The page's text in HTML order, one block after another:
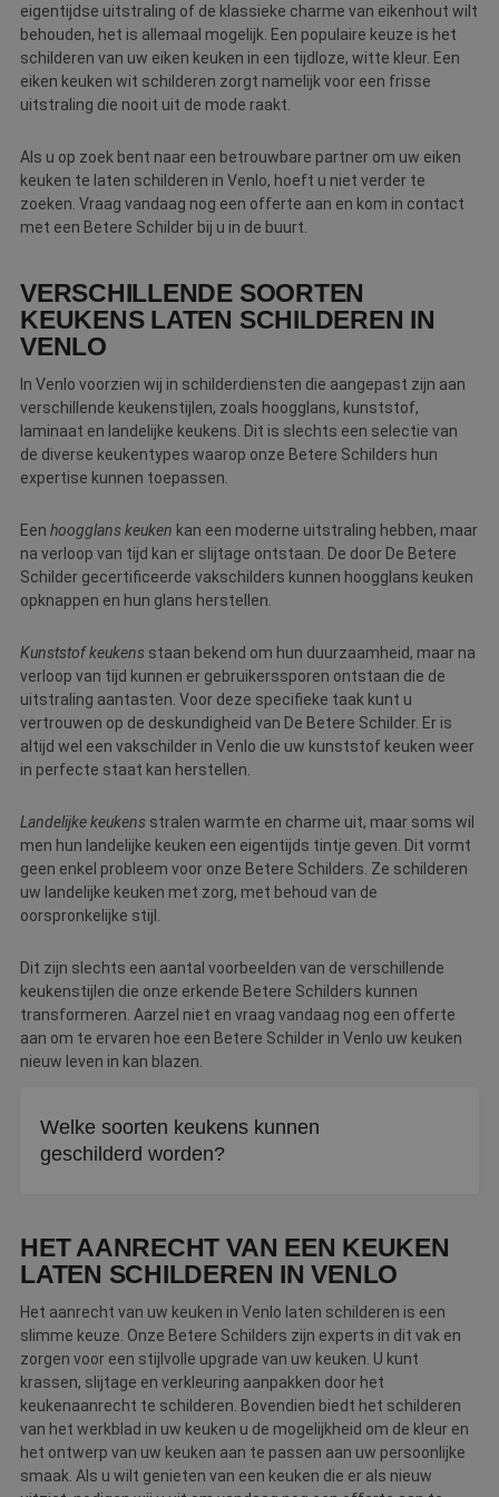
eigentijdse uitstraling of de klassieke charme van eikenhout wilt
behouden, het is allemaal mogelijk. Een populaire keuze is het
schilderen van uw eiken keuken in een tijdloze, witte kleur. Een
eiken keuken wit schilderen zorgt namelijk voor een frisse
uitstraling die nooit uit de mode raakt.
Als u op zoek bent naar een betrouwbare partner om uw eiken
keuken te laten schilderen in Venlo, hoeft u niet verder te
zoeken. Vraag vandaag nog een offerte aan en kom in contact
met een Betere Schilder bij u in de buurt.
VERSCHILLENDE SOORTEN
KEUKENS LATEN SCHILDEREN IN
VENLO
In Venlo voorzien wij in schilderdiensten die aangepast zijn aan
verschillende keukenstijlen, zoals hoogglans, kunststof,
laminaat en landelijke keukens. Dit is slechts een selectie van
de diverse keukentypes waarop onze Betere Schilders hun
expertise kunnen toepassen.
Een hoogglans keuken kan een moderne uitstraling hebben, maar
na verloop van tijd kan er slijtage ontstaan. De door De Betere
Schilder gecertificeerde vakschilders kunnen hoogglans keuken
opknappen en hun glans herstellen.
Kunststof keukens staan bekend om hun duurzaamheid, maar na
verloop van tijd kunnen er gebruikerssporen ontstaan die de
uitstraling aantasten. Voor deze specifieke taak kunt u
vertrouwen op de deskundigheid van De Betere Schilder. Er is
altijd wel een vakschilder in Venlo die uw kunststof keuken weer
in perfecte staat kan herstellen.
Landelijke keukens stralen warmte en charme uit, maar soms wil
men hun landelijke keuken een eigentijds tintje geven. Dit vormt
geen enkel probleem voor onze Betere Schilders. Ze schilderen
uw landelijke keuken met zorg, met behoud van de
oorspronkelijke stijl.
Dit zijn slechts een aantal voorbeelden van de verschillende
keukenstijlen die onze erkende Betere Schilders kunnen
transformeren. Aarzel niet en vraag vandaag nog een offerte
aan om te ervaren hoe een Betere Schilder in Venlo uw keuken
nieuw leven in kan blazen.
Welke soorten keukens kunnen
geschilderd worden?
vraagt wel om een eigen aanpak en voorbereiding.
HET AANRECHT VAN EEN KEUKEN
LATEN SCHILDEREN IN VENLO
Het aanrecht van uw keuken in Venlo laten schilderen is een
slimme keuze. Onze Betere Schilders zijn experts in dit vak en
zorgen voor een stijlvolle upgrade van uw keuken. U kunt
krassen, slijtage en verkleuring aanpakken door het
keukenaanrecht te schilderen. Bovendien biedt het schilderen
van het werkblad in uw keuken u de mogelijkheid om de kleur en
het ontwerp van uw keuken aan te passen aan uw persoonlijke
smaak. Als u wilt genieten van een keuken die er als nieuw